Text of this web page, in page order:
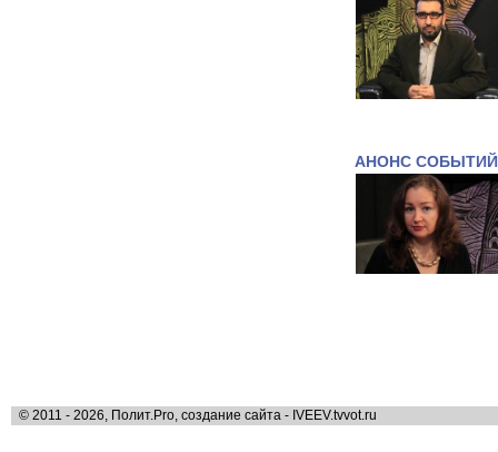
АНОНС СОБЫТИЙ
© 2011 - 2026, Полит.Pro, создание сайта - IVEEV.tvvot.ru